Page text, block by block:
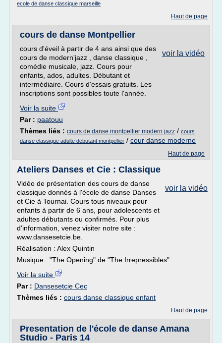
ecole de danse classique marseille
Haut de page
cours de danse Montpellier
voir la vidéo
cours d'éveil à partir de 4 ans ainsi que des
cours de modern'jazz , danse classique ,
comédie musicale, jazz. Cours pour
enfants, ados, adultes. Débutant et
intermédiaire. Cours d'essais gratuits. Les
inscriptions sont possibles toute l'année.
Voir la suite
Par : paatouu
Thèmes liés : cours de danse montpellier modern jazz / cours
danse classique adulte debutant montpellier / cour danse moderne
Haut de page
Ateliers Danses et Cie : Classique
voir la vidéo
Vidéo de présentation des cours de danse
classique donnés à l'école de danse Danses
et Cie à Tournai. Cours tous niveaux pour
enfants à partir de 6 ans, pour adolescents et
adultes débutants ou confirmés. Pour plus
d'information, venez visiter notre site :
www.dansesetcie.be.
Réalisation : Alex Quintin
Musique : "The Opening" de "The Irrepressibles"
Voir la suite
Par : Dansesetcie Cec
Thèmes liés : cours danse classique enfant
Haut de page
Presentation de l'école de danse Amana
Studio - Paris 14